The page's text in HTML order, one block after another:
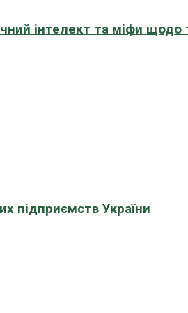
інтелект та міфи щодо
підприємств України